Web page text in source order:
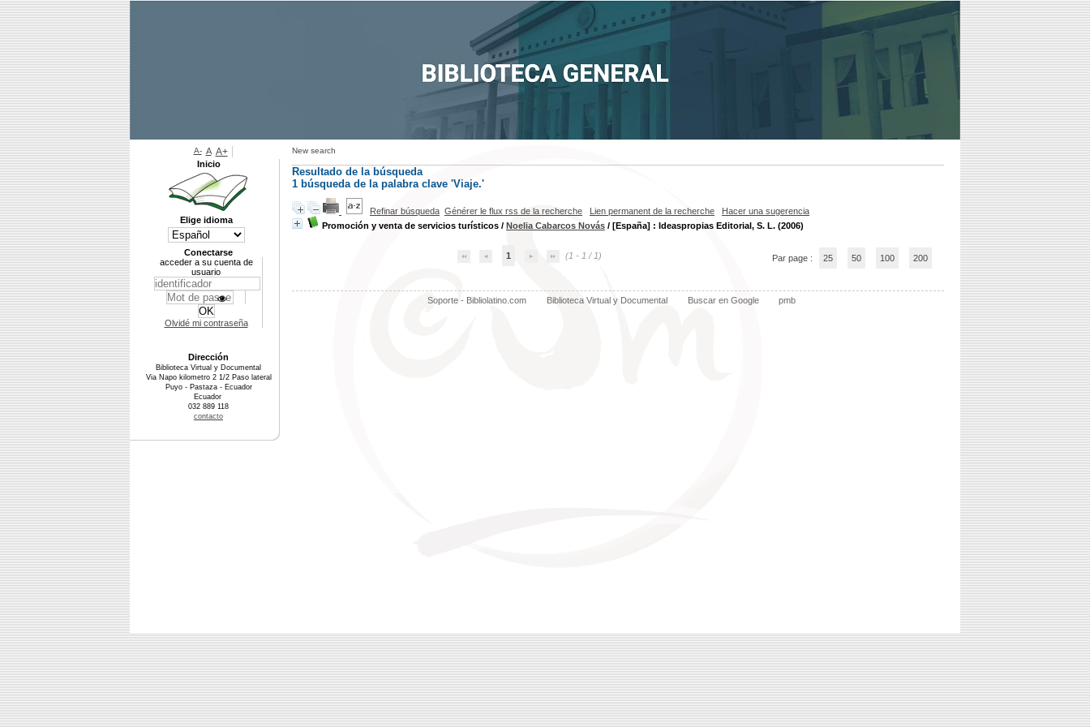
New search
Resultado de la búsqueda
1 búsqueda de la palabra clave 'Viaje.'
Refinar búsqueda Générer le flux rss de la recherche Lien permanent de la recherche
Hacer una sugerencia
Promoción y venta de servicios turísticos / Noelia Cabarcos Novás / [España] : Ideaspropias Editorial, S. L. (2006)
1 (1 - 1 / 1) Par page : 25 50 100 200
Soporte - Bibliolatino.com Biblioteca Virtual y Documental Buscar en Google pmb
A- A A+
Inicio
Elige idioma
Conectarse
acceder a su cuenta de
usuario
Olvidé mi contraseña
Dirección
Biblioteca Virtual y Documental
Via Napo kilometro 2 1/2 Paso lateral
Puyo - Pastaza - Ecuador
Ecuador
032 889 118
contacto